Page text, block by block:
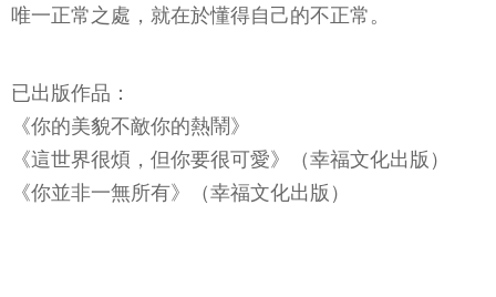
唯一正常之處，就在於懂得自己的不正常。
已出版作品：
《你的美貌不敵你的熱鬧》
《這世界很煩，但你要很可愛》（幸福文化出版）
《你並非一無所有》（幸福文化出版）